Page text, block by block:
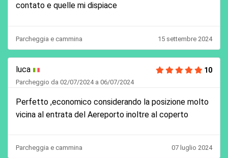
contato e quelle mi dispiace
Parcheggia e cammina 15 settembre 2024
luca 10
Parcheggio da 02/07/2024 a 06/07/2024
Perfetto ,economico considerando la posizione molto
vicina al entrata del Aereporto inoltre al coperto
Parcheggia e cammina 07 luglio 2024